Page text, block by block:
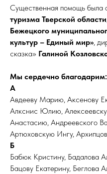
Существенная помощь была
туризма Тверской области
Бежецкого
культур – Единый мир»,
сказка» Галиной
Мы сердечно благодарим:
А
Авдееву Марию, Аксенову
Алкснис Юлию,
Анастасию, Андреевского
Артюховскую Ингу,
Б
Бабюк Кристину, Бадалова
Бацову Екатерину, Беглова